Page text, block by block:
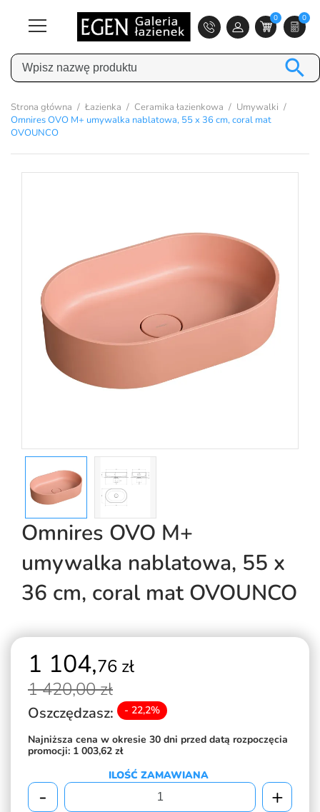
0 0

Strona główna Łazienka Ceramika łazienkowa
Umywalki
Omnires OVO M+ umywalka nablatowa, 55 x 36 cm, coral mat
OVOUNCO
Omnires OVO M+
umywalka nablatowa, 55 x
36 cm, coral mat OVOUNCO
1 104,76 zł
1 420,00 zł
Oszczędzasz: - 22,2%
Najniższa cena w okresie 30 dni przed datą rozpoczęcia
promocji: 1 003,62 zł
ILOŚĆ ZAMAWIANA
- +